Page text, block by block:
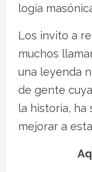
logia
Los invito a
muchos
una leyenda
de gente
la historia, ha
mejorar a